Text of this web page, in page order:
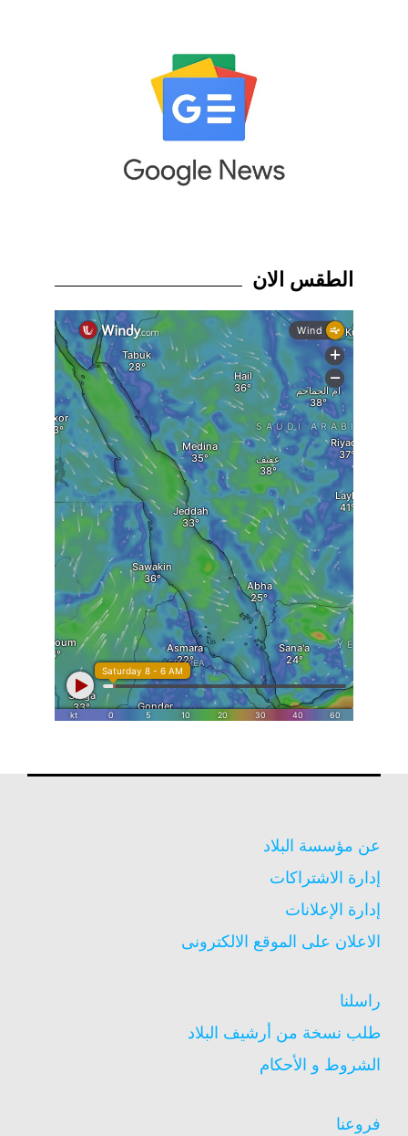
الطقس الان
عن مؤسسة البلاد
إدارة الاشتراكات
إدارة الإعلانات
الاعلان على الموقع الالكترونى
راسلنا
طلب نسخة من أرشيف البلاد
الشروط و الأحكام
فروعنا